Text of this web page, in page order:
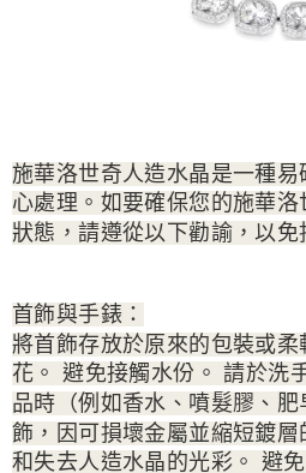
施華洛世奇人造水晶是一種
心處理。如要確保您的施華
狀態，請遵從以下勸諭，以免
首飾與手錶：
將首飾存放於原來的包裝或柔
花。 避免接觸水份。 請於洗
品時（例如香水、噴髮膠、
飾，因可損壞金屬並縮短鍍
和失去人造水晶的光彩。 避